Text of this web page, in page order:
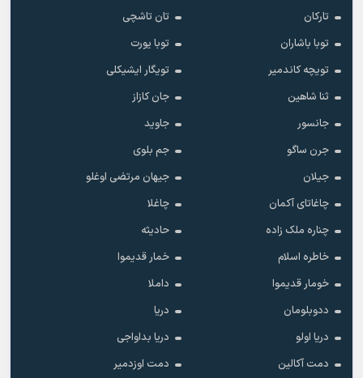
تارکان
تان تاشچی
توبا باشاران
توبا یورت
تویچه کاندمیر
تویگار ایشیکلی
ثنا شاهین
جان کازاز
جانسور
جاوید
جرن ساگو
جم بلوی
جیلان
جیهان مرتضی اوغلو
چاغاتای آکمان
چاغلا
چناره ملک زاده
حادیثه
خاطره اسلام
خمار قدیموا
خومار قدیموا
داملا
ددوبلومان
دریا
دریا اولو
دریا بداواجی
دمت آکالین
دمت اوزدمیر